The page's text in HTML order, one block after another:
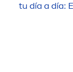
tu día a día: